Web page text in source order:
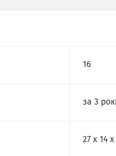
16
за 3
27 х 14